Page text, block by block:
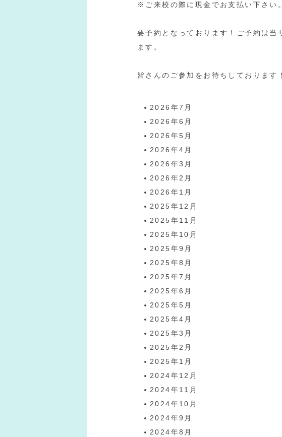
※ご来校の際に現金でお支払い下さい。
要予約となっております！ご予約は
ます。
皆さんのご参加をお待ちしております！
2026年7月
2026年6月
2026年5月
2026年4月
2026年3月
2026年2月
2026年1月
2025年12月
2025年11月
2025年10月
2025年9月
2025年8月
2025年7月
2025年6月
2025年5月
2025年4月
2025年3月
2025年2月
2025年1月
2024年12月
2024年11月
2024年10月
2024年9月
2024年8月